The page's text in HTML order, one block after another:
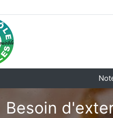
Besoin